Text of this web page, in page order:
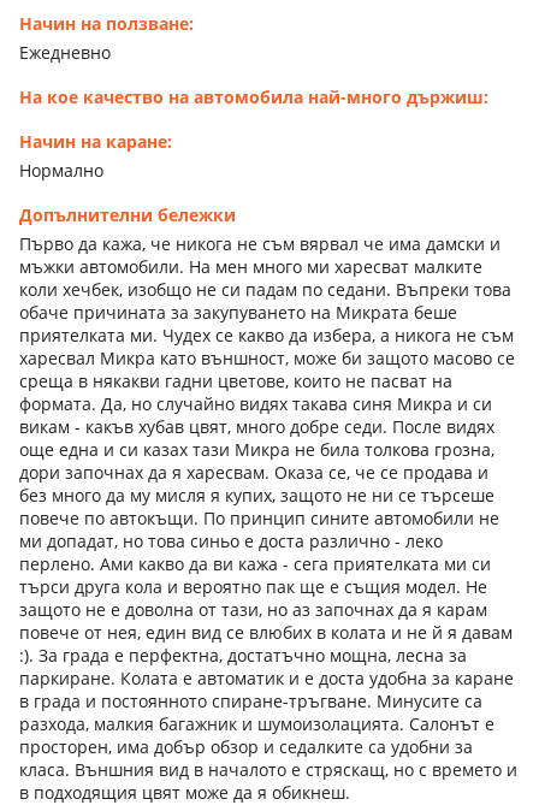
Начин на ползване:
Ежедневно
На кое качество на автомобила най-много държиш:
Начин на каране:
Нормално
Допълнителни бележки
Първо да кажа, че никога не съм вярвал че има дамски и
мъжки автомобили. На мен много ми харесват малките
коли хечбек, изобщо не си падам по седани. Въпреки това
обаче причината за закупуването на Микрата беше
приятелката ми. Чудех се какво да избера, а никога не съм
харесвал Микра като външност, може би защото масово се
среща в някакви гадни цветове, които не пасват на
формата. Да, но случайно видях такава синя Микра и си
викам - какъв хубав цвят, много добре седи. После видях
още една и си казах тази Микра не била толкова грозна,
дори започнах да я харесвам. Оказа се, че се продава и
без много да му мисля я купих, защото не ни се търсеше
повече по автокъщи. По принцип сините автомобили не
ми допадат, но това синьо е доста различно - леко
перлено. Ами какво да ви кажа - сега приятелката ми си
търси друга кола и вероятно пак ще е същия модел. Не
защото не е доволна от тази, но аз започнах да я карам
повече от нея, един вид се влюбих в колата и не й я давам
:). За града е перфектна, достатъчно мощна, лесна за
паркиране. Колата е автоматик и е доста удобна за каране
в града и постоянното спиране-тръгване. Минусите са
разхода, малкия багажник и шумоизолацията. Салонът е
просторен, има добър обзор и седалките са удобни за
класа. Външния вид в началото е стряскащ, но с времето и
в подходящия цвят може да я обикнеш.